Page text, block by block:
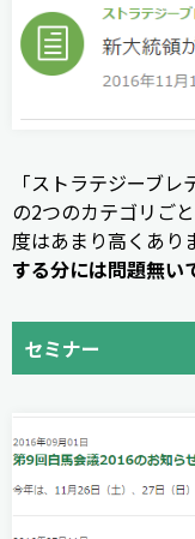
「ストラテジーブ
の2つのカテゴリご
度はあまり高くあり
する分には問題無い
セミナー